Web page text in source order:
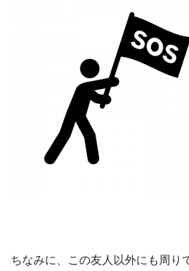
ちなみに、この友人以外にも周り